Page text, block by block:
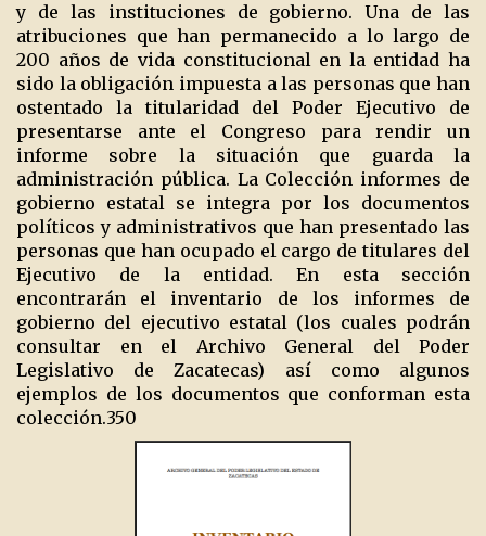
y de las instituciones de gobierno. Una de las
atribuciones que han permanecido a lo largo de
200 años de vida constitucional en la entidad ha
sido la obligación impuesta a las personas que han
ostentado la titularidad del Poder Ejecutivo de
presentarse ante el Congreso para rendir un
informe sobre la situación que guarda la
administración pública. La Colección informes de
gobierno estatal se integra por los documentos
políticos y administrativos que han presentado las
personas que han ocupado el cargo de titulares del
Ejecutivo de la entidad. En esta sección
encontrarán el inventario de los informes de
gobierno del ejecutivo estatal (los cuales podrán
consultar en el Archivo General del Poder
Legislativo de Zacatecas) así como algunos
ejemplos de los documentos que conforman esta
colección.350